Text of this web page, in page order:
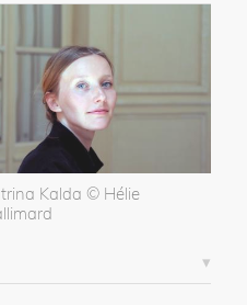
Kalda © Hélie